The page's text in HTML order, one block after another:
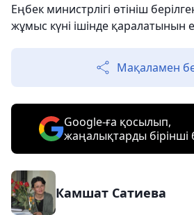
Еңбек министрлігі өтініш
жұмыс күні ішінде қаралатынын
Мақаламен
Google-ға қосылып,
жаңалықтарды
Камшат Сатиева